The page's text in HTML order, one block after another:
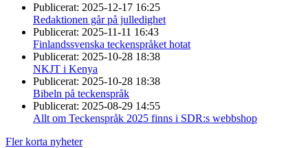
Publicerat: 2025-12-17 16:25
Redaktionen går på julledighet
Publicerat: 2025-11-11 16:43
Finlandssvenska teckenspråket hotat
Publicerat: 2025-10-28 18:38
NKJT i Kenya
Publicerat: 2025-10-28 18:38
Bibeln på teckenspråk
Publicerat: 2025-08-29 14:55
Allt om Teckenspråk 2025 finns i SDR:s webbshop
Fler korta nyheter